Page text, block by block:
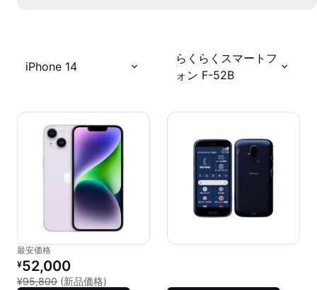
iPhone 14
らくらくスマートフ
ォン F-52B
最安価格
リファービッシュ品の価格：
¥52,000
¥95,800 (新品価格)